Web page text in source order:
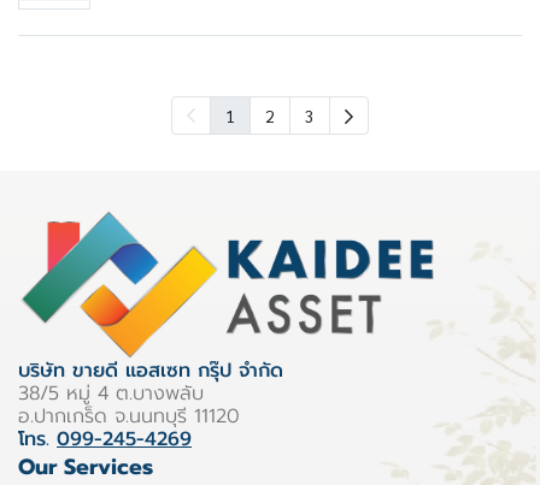
1 2 3
บริษัท ขายดี แอสเซท กรุ๊ป จำกัด
38/5 หมู่ 4 ต.บางพลับ
อ.ปากเกร็ด จ.นนทบุรี 11120
โทร. 099-245-4269
Our Services